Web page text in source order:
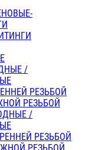
/
РЕЗЬБОЙ
РЕЗЬБОЙ
/
РЕЗЬБОЙ